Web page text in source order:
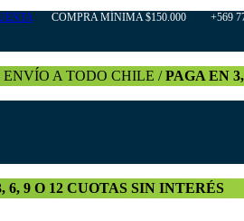
COMPRA MÍNIMA $150.000 +569
ENVÍO A TODO CHILE /PAGA EN
6, 9 O 12 CUOTAS SIN INTERÉS